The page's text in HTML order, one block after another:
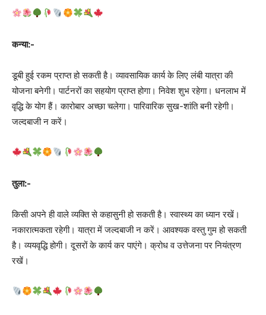
कन्या:-
डूबी हुई रकम प्राप्त हो सकती है। व्यावसायिक कार्य के लिए लंबी यात्रा की
योजना बनेगी। पार्टनरों का सहयोग प्राप्त होगा। निवेश शुभ रहेगा। धनलाभ में
वृद्धि के योग हैं। कारोबार अच्‍छा चलेगा। पारिवारिक सुख-शांति बनी रहेगी।
जल्दबाजी न करें।
तुला:-
किसी अपने ही वाले व्यक्ति से कहासुनी हो सकती है। स्वास्थ्य का ध्यान रखें।
नकारात्मकता रहेगी। यात्रा में जल्दबाजी न करें। आवश्यक वस्तु गुम हो सकती
है। व्ययवृद्धि होगी। दूसरों के कार्य कर पाएंगे। क्रोध व उत्तेजना पर नियंत्रण
रखें।